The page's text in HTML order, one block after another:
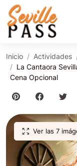
Inicio Actividades
La Cantaora
Cena Opcional
Ver las 7